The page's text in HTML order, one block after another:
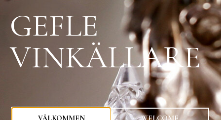
0kr
GEFLE
VINKÄLLARE
VÄLKOMMEN WELCOME